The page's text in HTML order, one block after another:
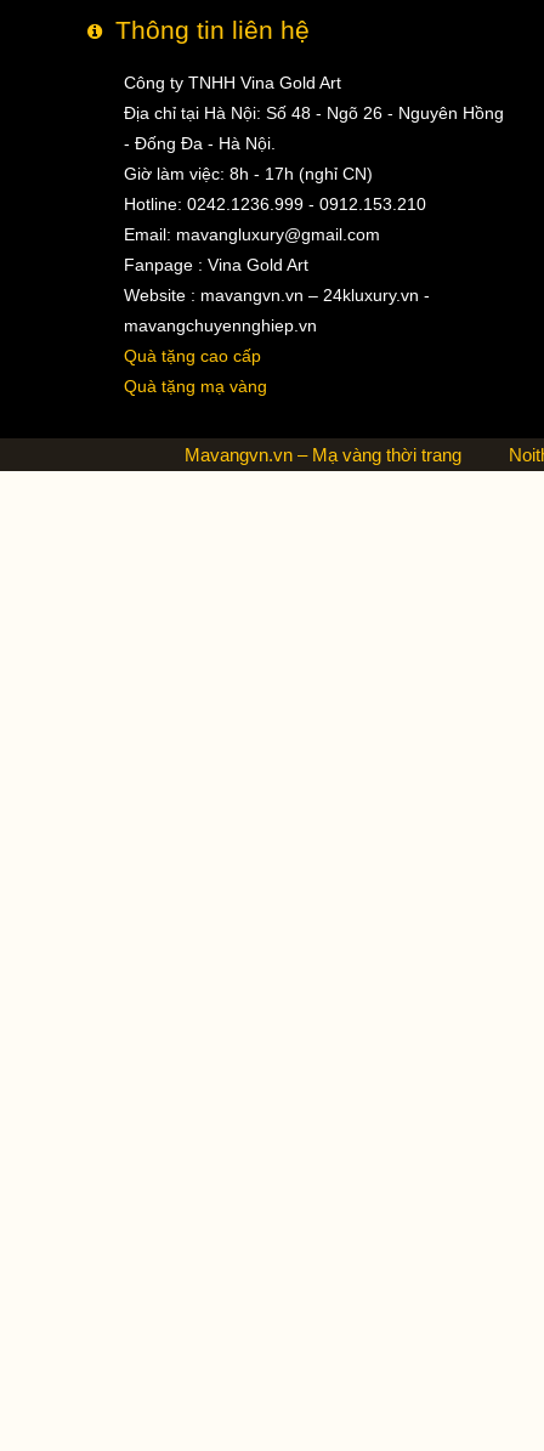
Thông tin liên hệ
Công ty TNHH Vina Gold Art
Địa chỉ tại Hà Nội: Số 48 - Ngõ 26 - Nguyên Hồng
- Đống Đa - Hà Nội.
Giờ làm việc: 8h - 17h (nghỉ CN)
Hotline: 0242.1236.999 - 0912.153.210
Email: mavangluxury@gmail.com
Fanpage : Vina Gold Art
Website : mavangvn.vn – 24kluxury.vn -
mavangchuyennghiep.vn
Quà tặng cao cấp
Quà tặng mạ vàng
Mavangvn.vn – Mạ vàng thời trang